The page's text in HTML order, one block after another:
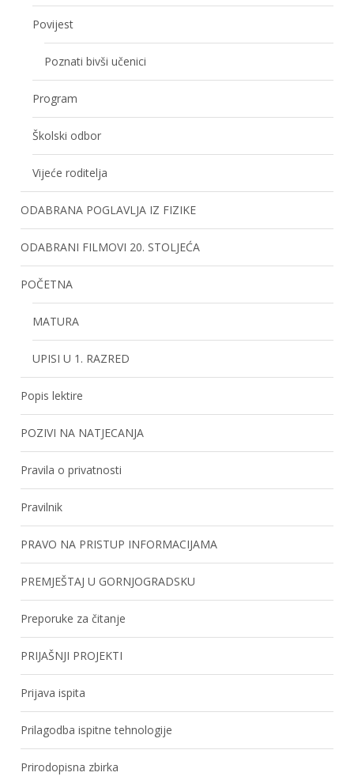
Povijest
Poznati bivši učenici
Program
Školski odbor
Vijeće roditelja
ODABRANA POGLAVLJA IZ FIZIKE
ODABRANI FILMOVI 20. STOLJEĆA
POČETNA
MATURA
UPISI U 1. RAZRED
Popis lektire
POZIVI NA NATJECANJA
Pravila o privatnosti
Pravilnik
PRAVO NA PRISTUP INFORMACIJAMA
PREMJEŠTAJ U GORNJOGRADSKU
Preporuke za čitanje
PRIJAŠNJI PROJEKTI
Prijava ispita
Prilagodba ispitne tehnologije
Prirodopisna zbirka